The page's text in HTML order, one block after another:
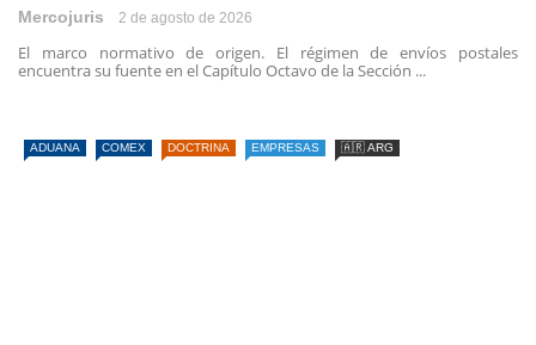
Mercojuris 2 de agosto de 2026
El marco normativo de origen. El régimen de envíos postales
encuentra su fuente en el Capítulo Octavo de la Sección ...
ADUANA COMEX DOCTRINA EMPRESAS 🇦🇷 ARG